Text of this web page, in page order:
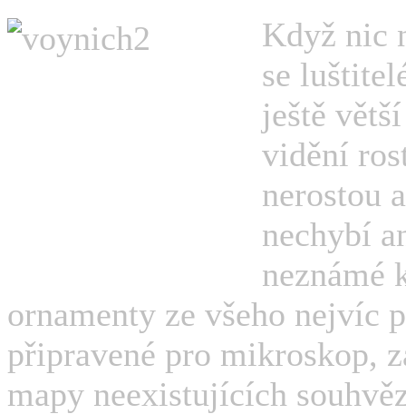
Když nic
se
ještě
vidění
nerostou
nechybí
neznámé
ornamenty ze všeho nejvíc
připravené pro mikroskop,
mapy neexistujících